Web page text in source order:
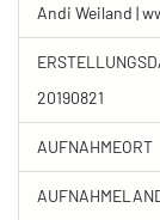
Andi Weiland |
20190821
AUFNAHMEORT